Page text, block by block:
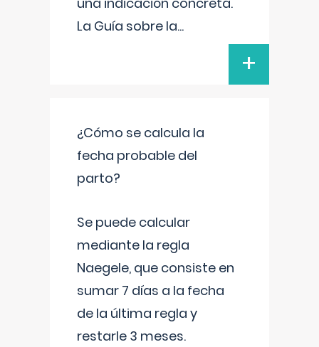
La Guía sobre la...
+
¿Cómo se calcula la
fecha probable del
parto?
Se puede calcular
mediante la regla
Naegele, que consiste en
sumar 7 días a la fecha
de la última regla y
restarle 3 meses.